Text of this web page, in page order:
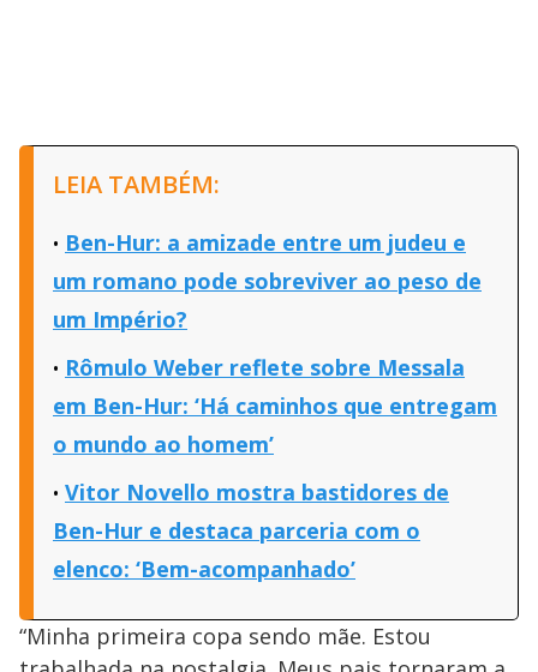
LEIA TAMBÉM:
Ben-Hur: a amizade entre um judeu e
um romano pode sobreviver ao peso de
um Império?
Rômulo Weber reflete sobre Messala
em Ben-Hur: ‘Há caminhos que entregam
o mundo ao homem’
Vitor Novello mostra bastidores de
Ben-Hur e destaca parceria com o
elenco: ‘Bem-acompanhado’
“Minha primeira copa sendo mãe. Estou